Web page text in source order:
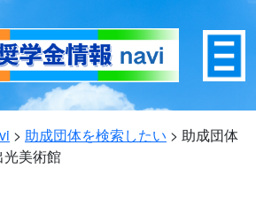
> 助成団体を検索したい > 助成団体
美術館